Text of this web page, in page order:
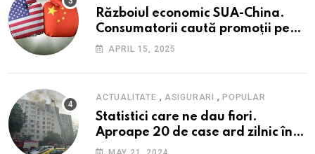
Războiul economic SUA-China.
Consumatorii caută promoții pe
fondul scumpirilor, mai ales la
APRIL 15, 2025
ACTUALITATE , ASIGURARI ,POPULAR
Statistici care ne dau fiori.
Aproape 20 de case ard zilnic în
România, iar pagubele au